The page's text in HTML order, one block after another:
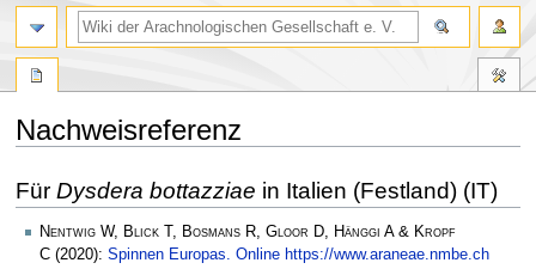
Nachweisreferenz
Navigation
springen
Suche
springen
Für Dysdera bottazziae in Italien (Festland) (IT)
Nentwig W, Blick T, Bosmans R, Gloor D, Hänggi A & Kropf
C (2020): Spinnen Europas. Online https://www.araneae.nmbe.ch